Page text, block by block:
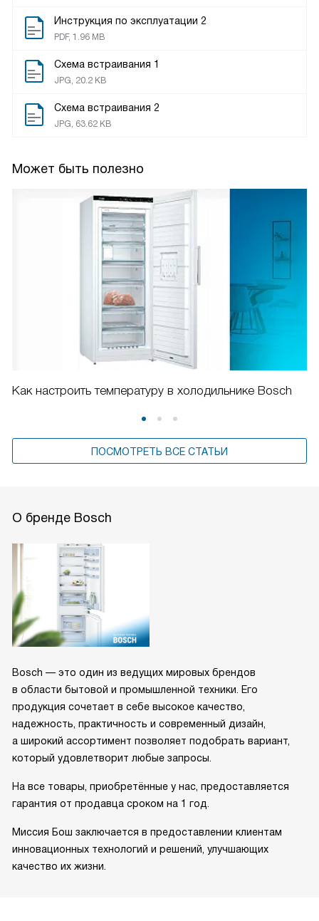
Инструкция по эксплуатации 2
PDF, 1.96 MB
Схема встраивания 1
JPG, 20.2 KB
Схема встраивания 2
JPG, 63.62 KB
Может быть полезно
Как настроить температуру в холодильнике Bosch
ПОСМОТРЕТЬ ВСЕ СТАТЬИ
О бренде Bosch
Bosch — это один из ведущих мировых брендов
в области бытовой и промышленной техники. Его
продукция сочетает в себе высокое качество,
надежность, практичность и современный дизайн,
а широкий ассортимент позволяет подобрать вариант,
который удовлетворит любые запросы.
На все товары, приобретённые у нас, предоставляется
гарантия от продавца сроком на 1 год.
Миссия Бош заключается в предоставлении клиентам
инновационных технологий и решений, улучшающих
качество их жизни.